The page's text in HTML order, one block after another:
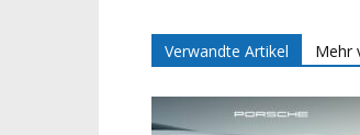
Verwandte Artikel Mehr